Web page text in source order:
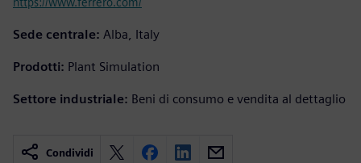
Sede centrale: Alba, Italy
Prodotti: Plant Simulation
Settore industriale: Beni di consumo e vendita al dettaglio
Condividi